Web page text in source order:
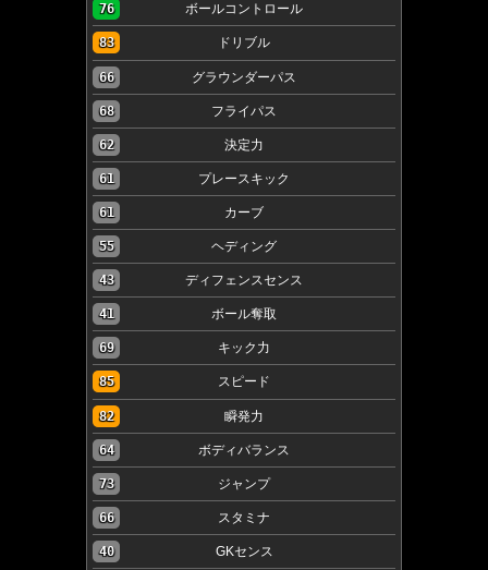
76 ボールコントロール
83 ドリブル
66 グラウンダーパス
68 フライパス
62 決定力
61 プレースキック
61 カーブ
55 ヘディング
43 ディフェンスセンス
41 ボール奪取
69 キック力
85 スピード
82 瞬発力
64 ボディバランス
73 ジャンプ
66 スタミナ
40 GKセンス